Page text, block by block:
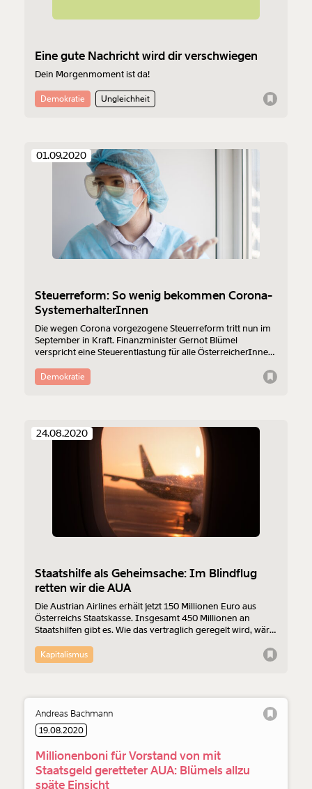
Eine gute Nachricht wird dir verschwiegen
Dein Morgenmoment ist da!
Demokratie Ungleichheit
01.09.2020
Steuerreform: So wenig bekommen Corona-
SystemerhalterInnen
Die wegen Corona vorgezogene Steuerreform tritt nun im
September in Kraft. Finanzminister Gernot Blümel
verspricht eine Steuerentlastung für alle ÖsterreicherInnen
Besserverdiener profitieren am meisten. Corona-
SystemerhalterInnen bekommen nur wenig - und bei
Berufsgruppen ausgerechnet.
Demokratie
24.08.2020
Staatshilfe als Geheimsache: Im Blindflug
retten wir die AUA
Die Austrian Airlines erhält jetzt 150 Millionen Euro aus
Österreichs Staatskasse. Insgesamt 450 Millionen an
Staatshilfen gibt es. Wie das vertraglich geregelt wird, wäre
gehütet wie ein Staatsgeheimnis.
Kapitalismus
Andreas Bachmann
19.08.2020
Millionenboni für Vorstand von mit
Staatsgeld geretteter AUA: Blümels allzu
späte Einsicht